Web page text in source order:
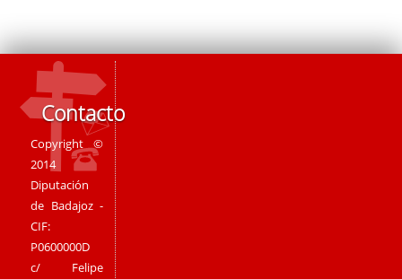
Contacto
Copyright ©
2014
Diputación
de Badajoz -
CIF:
P0600000D
c/ Felipe